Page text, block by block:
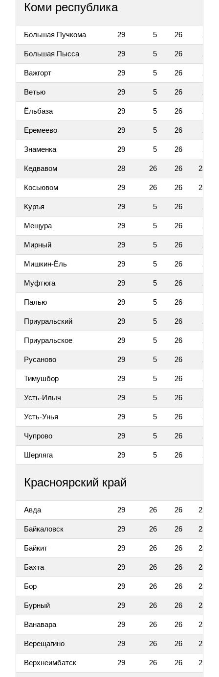
Коми республика
Большая Пучкома 29 5 26
Большая Пысса 29 5 26
Важгорт 29 5 26
Ветью 29 5 26
Ёльбаза 29 5 26
Еремеево 29 5 26
Знаменка 29 5 26
Кедвавом 28 26 26 23
Косьювом 29 26 26 23
Куръя 29 5 26
Мещура 29 5 26
Мирный 29 5 26
Мишкин-Ёль 29 5 26
Муфтюга 29 5 26
Палью 29 5 26
Приуральский 29 5 26
Приуральское 29 5 26
Русаново 29 5 26
Тимушбор 29 5 26
Усть-Илыч 29 5 26
Усть-Унья 29 5 26
Чупрово 29 5 26
Шерляга 29 5 26
Красноярский край
Авда 29 26 26 23
Байкаловск 29 26 26 23
Байкит 29 26 26 23
Бахта 29 26 26 23
Бор 29 26 26 23
Бурный 29 26 26 23
Ванавара 29 26 26 23
Верещагино 29 26 26 23
Верхнеимбатск 29 26 26 23